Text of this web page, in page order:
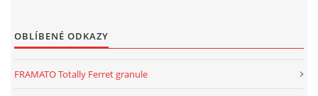
OBLÍBENÉ ODKAZY
FRAMATO Totally Ferret granule